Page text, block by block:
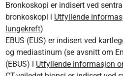
Bronkoskopi er indisert ved
bronkoskopi i Utfyllende
lungekreft)
EBUS (EUS) er indisert ved
og mediastinum (se avsnitt om
(EBUS) i Utfyllende informasjon